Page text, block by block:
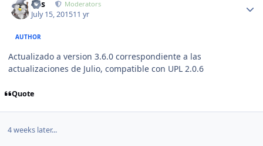
luis Moderators
July 15, 201511 yr
AUTHOR
Actualizado a version 3.6.0 correspondiente a las
actualizaciones de Julio, compatible con UPL 2.0.6
Quote
4 weeks later...